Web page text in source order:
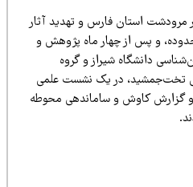
استان فارس و تهدید آثار
و پس از چهار ماه پژوهش و
دانشگاه شیراز و گروه
در یک نشست علمی
کاوش و ساماندهی محوطه